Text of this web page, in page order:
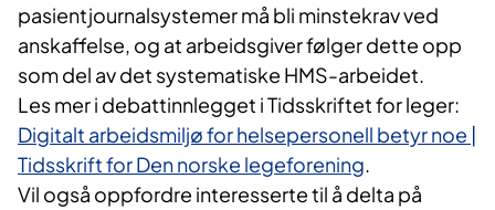
pasientjournalsystemer må bli minstekrav ved
anskaffelse, og at arbeidsgiver følger dette opp
som del av det systematiske HMS-arbeidet.
Les mer i debattinnlegget i Tidsskriftet for leger:
Digitalt arbeidsmiljø for helsepersonell betyr noe |
Tidsskrift for Den norske legeforening.
Vil også oppfordre interesserte til å delta på